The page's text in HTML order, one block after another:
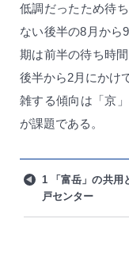
低調だったため待
ない後半の8月から
期は前半の待ち時
後半から2月にかけ
雑する傾向は「京
が課題である。
1 「富岳」の共用
戸センター